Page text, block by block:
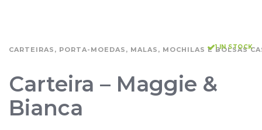
CARTEIRAS, PORTA-MOEDAS, MALAS, MOCHILAS E BOLSAS
1 IN STOCK
Carteira – Maggie &
Bianca